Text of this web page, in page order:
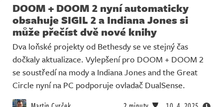
DOOM + DOOM 2 nyní automaticky
obsahuje SIGIL 2 a Indiana Jones si
může přečíst dvě nové knihy
Dva loňské projekty od Bethesdy se ve stejný čas
dočkaly aktualizace. Vylepšení pro DOOM + DOOM 2
se soustředí na mody a Indiana Jones and the Great
Circle nyní na PC podporuje ovladač DualSense.